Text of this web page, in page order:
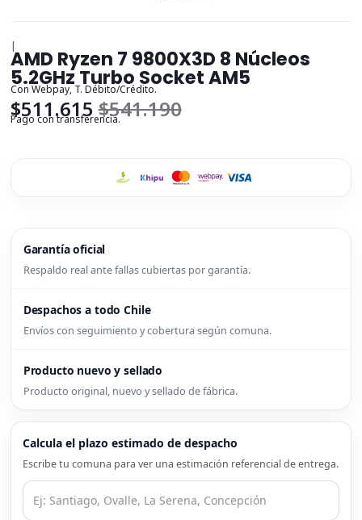
|
AMD Ryzen 7 9800X3D 8 Núcleos
5.2GHz Turbo Socket AM5
Con Webpay, T. Débito/Crédito.
$511.615$541.190
Pago con transferencia.
Garantía oficial
Respaldo real ante fallas cubiertas por garantía.
Despachos a todo Chile
Envíos con seguimiento y cobertura según comuna.
Producto nuevo y sellado
Producto original, nuevo y sellado de fábrica.
Calcula el plazo estimado de despacho
Escribe tu comuna para ver una estimación referencial de entrega.